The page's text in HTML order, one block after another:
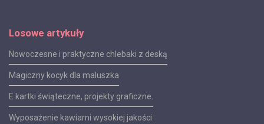
Losowe artykuły
Nowoczesne i praktyczne chlebaki z deską
Magiczny kocyk dla maluszka
E kartki świąteczne, projekty graficzne.
Wyposażenie kawiarni wysokiej jakości